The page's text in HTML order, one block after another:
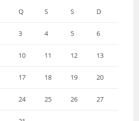
Q S S D
3 4 5 6
10 11 12 13
17 18 19 20
24 25 26 27